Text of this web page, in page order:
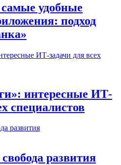
удобные
подход
интересные ИТ-
специалистов
развития